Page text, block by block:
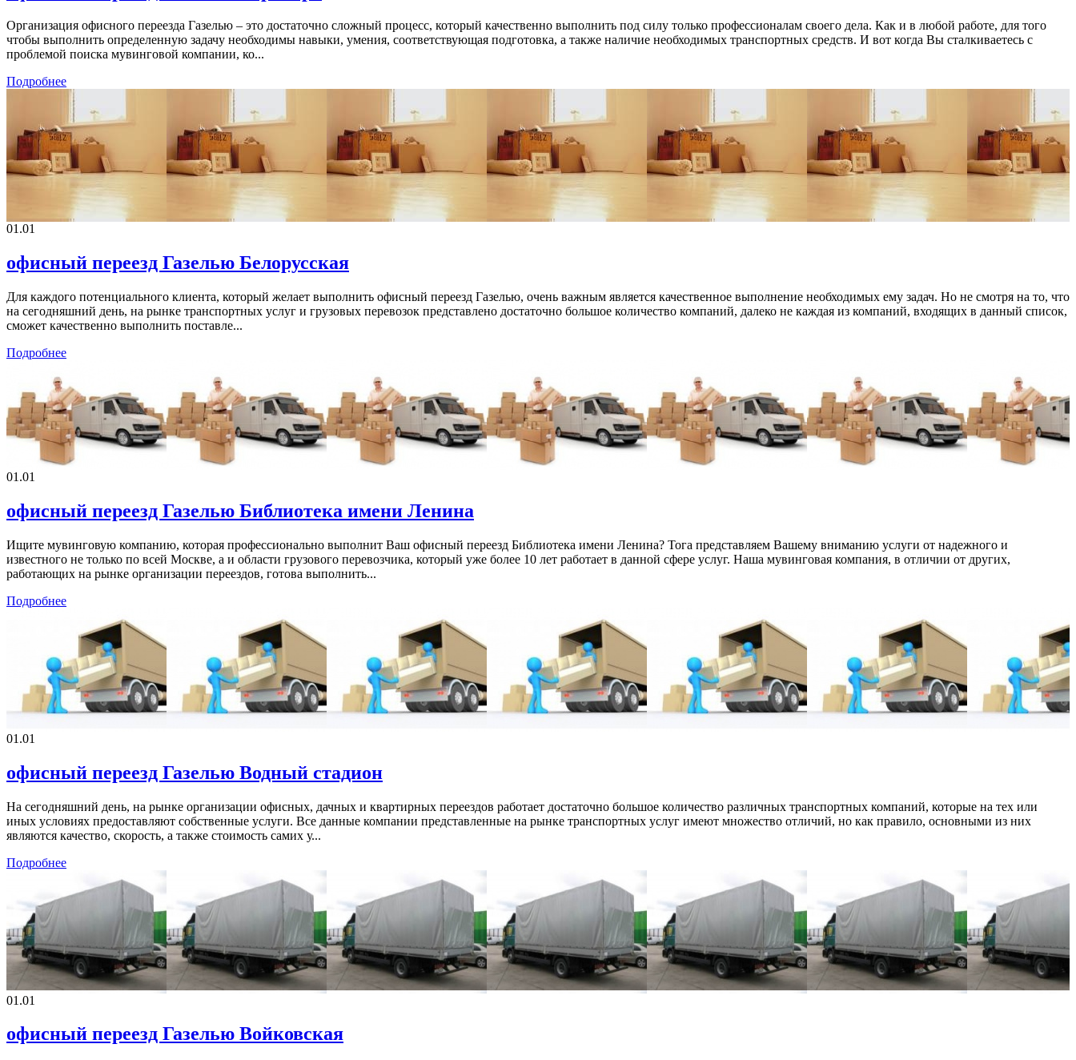
Организация офисного переезда Газелью – это достаточно сложный процесс, который качественно выполнить под силу только профессионалам своего дела. Как и в любой работе, для того
чтобы выполнить определенную задачу необходимы навыки, умения, соответствующая подготовка, а также наличие необходимых транспортных средств. И вот когда Вы сталкиваетесь с
проблемой поиска мувинговой компании, ко...
Подробнее
01.01
офисный переезд Газелью Белорусская
Для каждого потенциального клиента, который желает выполнить офисный переезд Газелью, очень важным является качественное выполнение необходимых ему задач. Но не смотря на то, что
на сегодняшний день, на рынке транспортных услуг и грузовых перевозок представлено достаточно большое количество компаний, далеко не каждая из компаний, входящих в данный список,
сможет качественно выполнить поставле...
Подробнее
01.01
офисный переезд Газелью Библиотека имени Ленина
Ищите мувинговую компанию, которая профессионально выполнит Ваш офисный переезд Библиотека имени Ленина? Тога представляем Вашему вниманию услуги от надежного и
известного не только по всей Москве, а и области грузового перевозчика, который уже более 10 лет работает в данной сфере услуг. Наша мувинговая компания, в отличии от других,
работающих на рынке организации переездов, готова выполнить...
Подробнее
01.01
офисный переезд Газелью Водный стадион
На сегодняшний день, на рынке организации офисных, дачных и квартирных переездов работает достаточно большое количество различных транспортных компаний, которые на тех или
иных условиях предоставляют собственные услуги. Все данные компании представленные на рынке транспортных услуг имеют множество отличий, но как правило, основными из них
являются качество, скорость, а также стоимость самих у...
Подробнее
01.01
офисный переезд Газелью Войковская